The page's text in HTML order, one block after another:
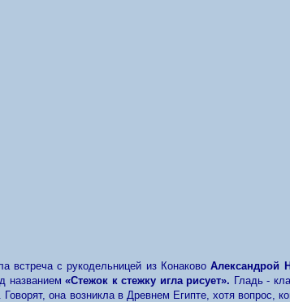
встреча с рукодельницей из КонаковоАлександрой
названием «Стежок к стежку игла рисует». Гладь -
она возникла в Древнем Египте, хотя вопрос,